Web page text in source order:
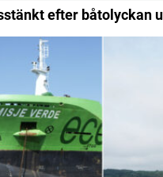
efter båtolyckan